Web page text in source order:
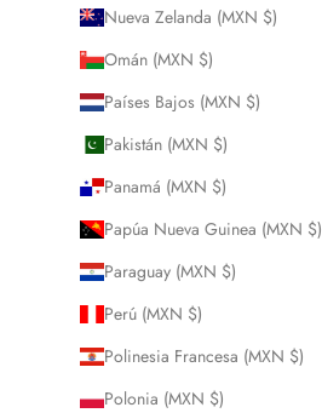
Nueva Zelanda (MXN $)
Omán (MXN $)
Países Bajos (MXN $)
Pakistán (MXN $)
Panamá (MXN $)
Papúa Nueva Guinea (MXN $)
Paraguay (MXN $)
Perú (MXN $)
Polinesia Francesa (MXN $)
Polonia (MXN $)